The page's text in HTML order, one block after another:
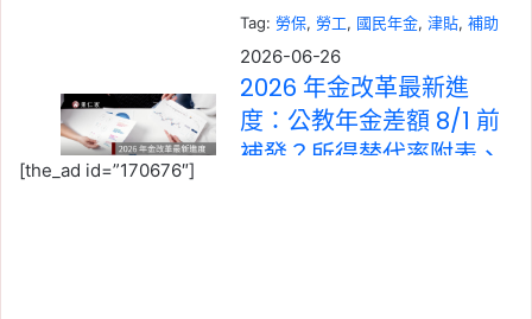
Tag:勞保, 勞工, 國民年金, 津貼, 補助
2026-06-26
2026 年金改革最新進
度：公教年金差額 8/1 前
補發？所得替代率附表、
[the_ad id=”170676″]